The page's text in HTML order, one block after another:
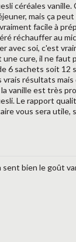
céréales
mais ça
facile à
réchauffer au
avec soi, c'est
cure, il ne faut
6 sachets soit
vrais résultats
vanille est très
Le rapport
vous sera utile,
sent bien le goût